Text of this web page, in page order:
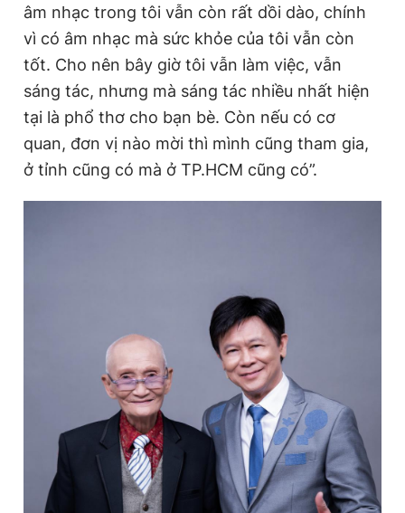
âm nhạc trong tôi vẫn còn rất dồi dào, chính
vì có âm nhạc mà sức khỏe của tôi vẫn còn
tốt. Cho nên bây giờ tôi vẫn làm việc, vẫn
sáng tác, nhưng mà sáng tác nhiều nhất hiện
tại là phổ thơ cho bạn bè. Còn nếu có cơ
quan, đơn vị nào mời thì mình cũng tham gia,
ở tỉnh cũng có mà ở TP.HCM cũng có”.